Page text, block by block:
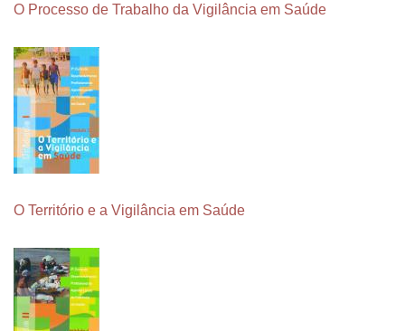
O Processo de Trabalho da Vigilância em Saúde
O Território e a Vigilância em Saúde